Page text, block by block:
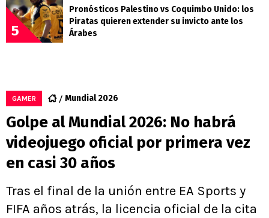
5
Pronósticos Palestino vs Coquimbo Unido: los
Piratas quieren extender su invicto ante los
Árabes
GAMER Mundial 2026
Golpe al Mundial 2026: No habrá
videojuego oficial por primera vez
en casi 30 años
Tras el final de la unión entre EA Sports y
FIFA años atrás, la licencia oficial de la cita